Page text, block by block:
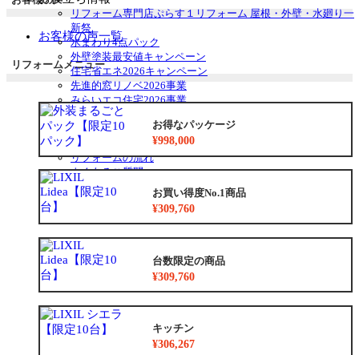
ニ
ュ
を
展
開
リフォーム専門店ぷらす１リフォーム 屋根・外壁・水廻り一
新祭
水まわり4点パック
外壁塗装最安値キャンペーン
住宅省エネ2026キャンペーン
先進的窓リノベ2026事業
みらいエコ住宅2026事業
給湯省エネ2026事業
安心保証
お得なリフォームメニュー
リフォームの流れ
よくあるご質問
中古リノベをご検討中の方へ
お客様の声一覧
リフォームメニュー
お得なパッケージ
¥998,000
お買い得度No.1商品
¥309,760
台数限定の商品
¥309,760
キッチン
¥306,267